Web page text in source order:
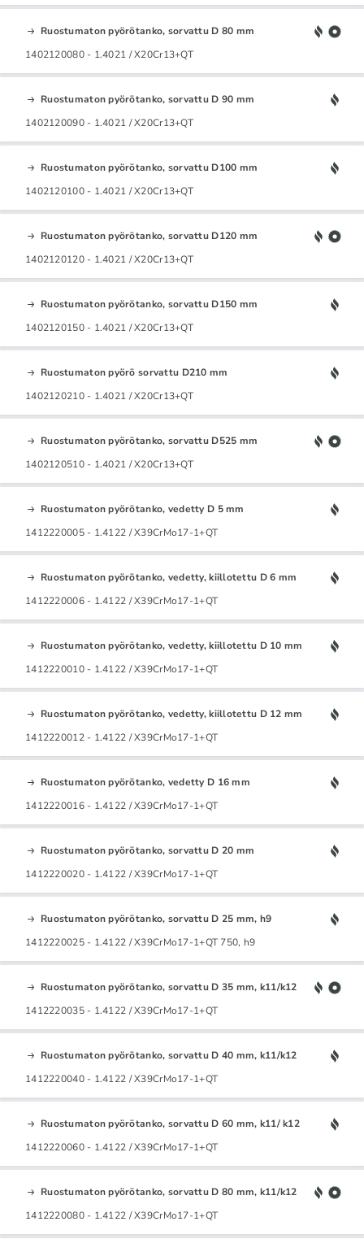
Ruostumaton pyörötanko, sorvattu D 80 mm
1402120080 - 1.4021 / X20Cr13+QT
Ruostumaton pyörötanko, sorvattu D 90 mm
1402120090 - 1.4021 / X20Cr13+QT
Ruostumaton pyörötanko, sorvattu D100 mm
1402120100 - 1.4021 / X20Cr13+QT
Ruostumaton pyörötanko, sorvattu D120 mm
1402120120 - 1.4021 / X20Cr13+QT
Ruostumaton pyörötanko, sorvattu D150 mm
1402120150 - 1.4021 / X20Cr13+QT
Ruostumaton pyörö sorvattu D210 mm
1402120210 - 1.4021 / X20Cr13+QT
Ruostumaton pyörötanko, sorvattu D525 mm
1402120510 - 1.4021 / X20Cr13+QT
Ruostumaton pyörötanko, vedetty D 5 mm
1412220005 - 1.4122 / X39CrMo17-1+QT
Ruostumaton pyörötanko, vedetty, kiillotettu D 6 mm
1412220006 - 1.4122 / X39CrMo17-1+QT
Ruostumaton pyörötanko, vedetty, kiillotettu D 10 mm
1412220010 - 1.4122 / X39CrMo17-1+QT
Ruostumaton pyörötanko, vedetty, kiillotettu D 12 mm
1412220012 - 1.4122 / X39CrMo17-1+QT
Ruostumaton pyörötanko, vedetty D 16 mm
1412220016 - 1.4122 / X39CrMo17-1+QT
Ruostumaton pyörötanko, sorvattu D 20 mm
1412220020 - 1.4122 / X39CrMo17-1+QT
Ruostumaton pyörötanko, sorvattu D 25 mm, h9
1412220025 - 1.4122 / X39CrMo17-1+QT 750, h9
Ruostumaton pyörötanko, sorvattu D 35 mm, k11/k12
1412220035 - 1.4122 / X39CrMo17-1+QT
Ruostumaton pyörötanko, sorvattu D 40 mm, k11/k12
1412220040 - 1.4122 / X39CrMo17-1+QT
Ruostumaton pyörötanko, sorvattu D 60 mm, k11/ k12
1412220060 - 1.4122 / X39CrMo17-1+QT
Ruostumaton pyörötanko, sorvattu D 80 mm, k11/k12
1412220080 - 1.4122 / X39CrMo17-1+QT